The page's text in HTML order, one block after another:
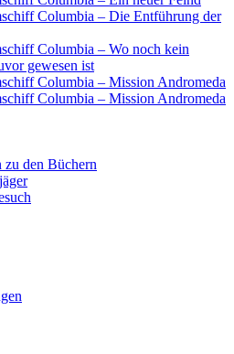
Columbia – Die Entführung der
Columbia – Wo noch kein
gewesen ist
Columbia – Mission Andromeda
Columbia – Mission Andromeda
zu den Büchern